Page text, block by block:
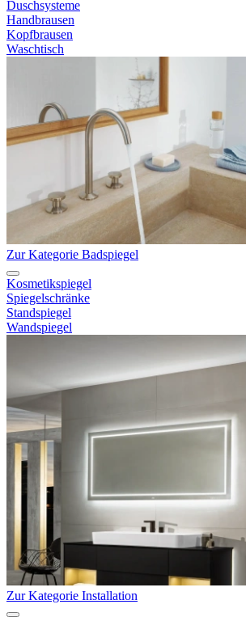
Duschsysteme
Handbrausen
Kopfbrausen
Waschtisch
Zur Kategorie Badspiegel
Kosmetikspiegel
Spiegelschränke
Standspiegel
Wandspiegel
Zur Kategorie Installation